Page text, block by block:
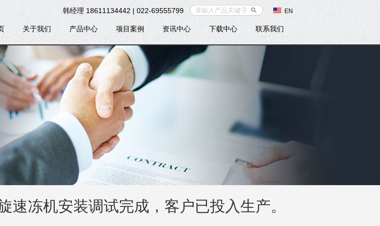
韩经理 18611134442 | 022-69555799 EN
关于我们 产品中心 项目案例 资讯中心 下载中心 联系我们
速冻机安装调试完成，客户已投入生产。